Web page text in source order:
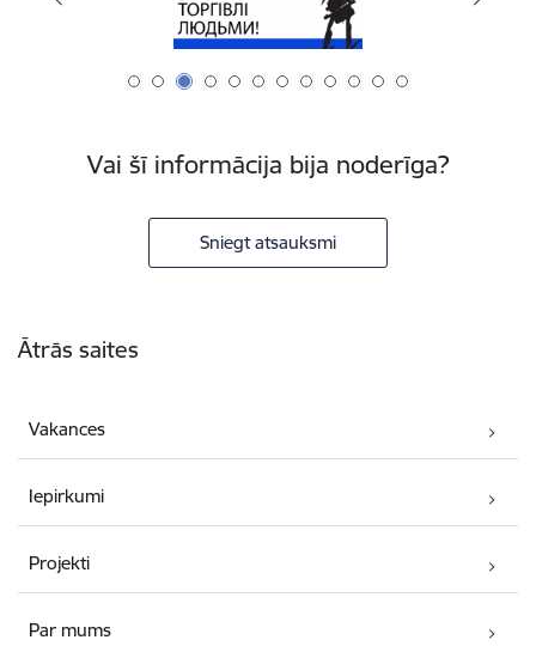
Vai šī informācija bija noderīga?
Sniegt atsauksmi
Ātrās saites
Vakances
Iepirkumi
Projekti
Par mums